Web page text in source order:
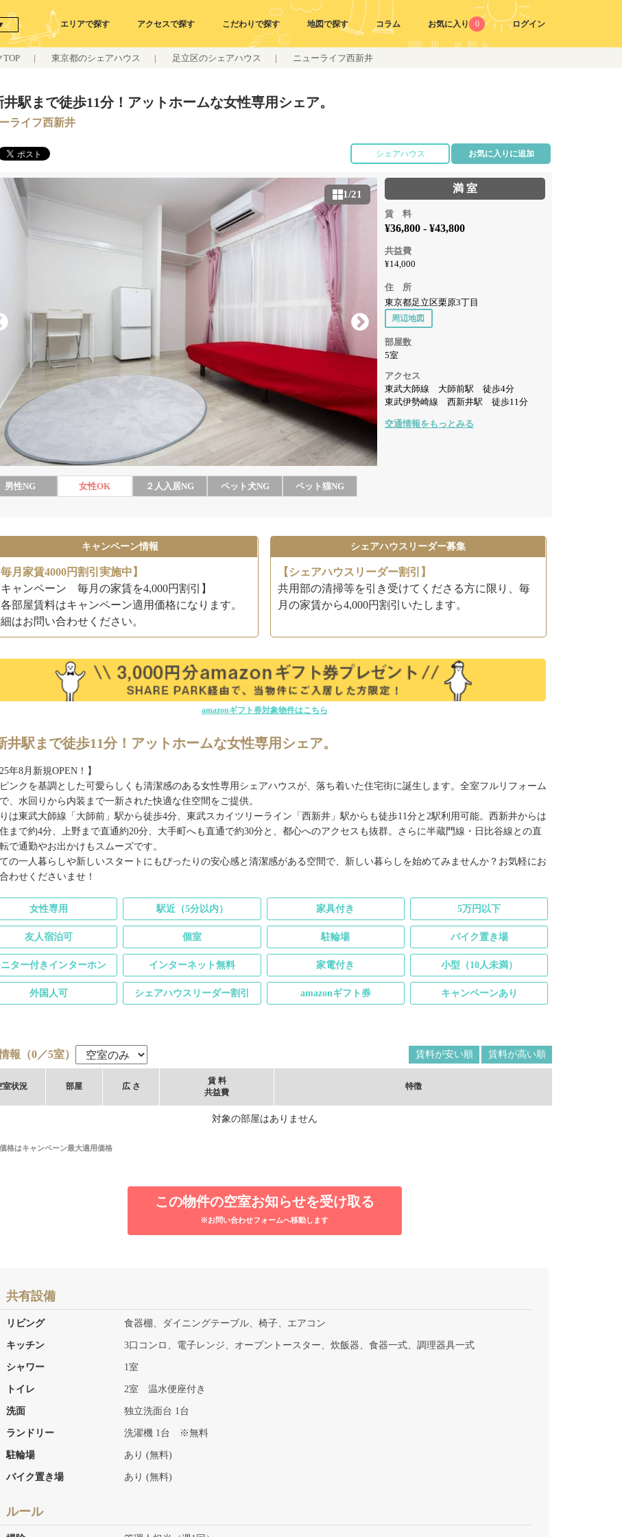
エリアで探す アクセスで探す こだわりで探す 地図で探す コラム お気に入り 0 ログイン
TOP | 東京都のシェアハウス | 足立区のシェアハウス | ニューライフ西新井
井駅まで徒歩11分！アットホームな女性専用シェア。
ライフ西新井
お気に入りに追加
シェアハウス
1/21
男性NG 女性OK ２人入居NG ペット犬NG ペット猫NG
満 室
賃 料
¥36,800 - ¥43,800
共益費
¥14,000
住 所
東京都足立区栗原3丁目
周辺地図
部屋数
5室
アクセス
東武大師線 大師前駅 徒歩4分
東武伊勢崎線 西新井駅 徒歩11分
交通情報をもっとみる
キャンペーン情報
毎月家賃4000円割引実施中】
キャンペーン 毎月の家賃を4,000円割引】
部屋賃料はキャンペーン適用価格になります。
はお問い合わせください。
シェアハウスリーダー募集
【シェアハウスリーダー割引】
共用部の清掃等を引き受けてくださる方に限り、毎
月の家賃から4,000円割引いたします。
amazonギフト券対象物件はこちら
井駅まで徒歩11分！アットホームな女性専用シェア。
年8月新規OPEN！】
ンクを基調とした可愛らしくも清潔感のある女性専用シェアハウスが、落ち着いた住宅街に誕生します。全室フルリフォーム
、水回りから内装まで一新された快適な住空間をご提供。
は東武大師線「大師前」駅から徒歩4分、東武スカイツリーライン「西新井」駅からも徒歩11分と2駅利用可能。西新井からは
まで約4分、上野まで直通約20分、大手町へも直通で約30分と、都心へのアクセスも抜群。さらに半蔵門線・日比谷線との直
で通勤やお出かけもスムーズです。
の一人暮らしや新しいスタートにもぴったりの安心感と清潔感がある空間で、新しい暮らしを始めてみませんか？お気軽にお
わせくださいませ！
女性専用 駅近（5分以内） 家具付き 5万円以下
友人宿泊可 個室 駐輪場 バイク置き場
ター付きインターホン インターネット無料 家電付き 小型（10人未満）
外国人可 シェアハウスリーダー割引 amazonギフト券 キャンペーンあり
報（0／5室） 賃料が安い順 賃料が高い順
室状況 部屋 広 さ
賃 料
共益費
特徴
対象の部屋はありません
格はキャンペーン最大適用価格
この物件の空室お知らせを受け取る
※お問い合わせフォームへ移動します
共有設備
リビング 食器棚、ダイニングテーブル、椅子、エアコン
キッチン 3口コンロ、電子レンジ、オーブントースター、炊飯器、食器一式、調理器具一式
シャワー 1室
トイレ 2室 温水便座付き
洗面 独立洗面台 1台
ランドリー 洗濯機 1台 ※無料
駐輪場 あり (無料)
バイク置き場 あり (無料)
ルール